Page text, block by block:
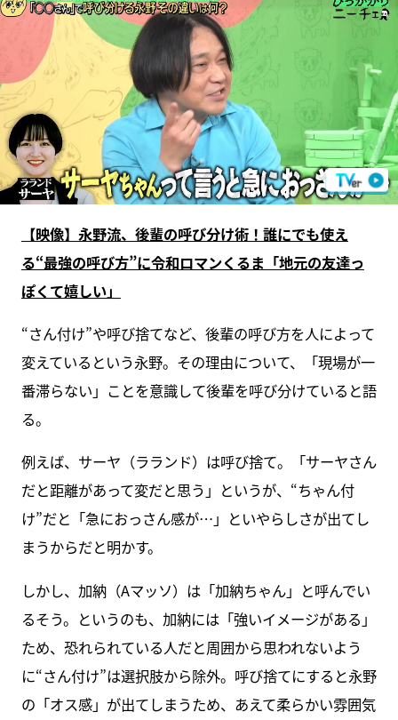
【映像】永野流、後輩の呼び分け術！誰にでも使え
る“最強の呼び方”に令和ロマンくるま「地元の友達っ
ぽくて嬉しい」
“さん付け”や呼び捨てなど、後輩の呼び方を人によって
変えているという永野。その理由について、「現場が一
番滞らない」ことを意識して後輩を呼び分けていると語
る。
例えば、サーヤ（ラランド）は呼び捨て。「サーヤさん
だと距離があって変だと思う」というが、“ちゃん付
け”だと「急におっさん感が…」といやらしさが出てし
まうからだと明かす。
しかし、加納（Aマッソ）は「加納ちゃん」と呼んでい
るそう。というのも、加納には「強いイメージがある」
ため、恐れられている人だと周囲から思われないよう
に“さん付け”は選択肢から除外。呼び捨てにすると永野
の「オス感」が出てしまうため、あえて柔らかい雰囲気